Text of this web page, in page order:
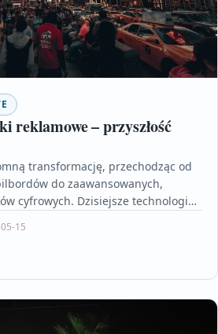
reklamowe – przyszłość
transformację, przechodząc od
do zaawansowanych,
cyfrowych. Dzisiejsze technologie,
15